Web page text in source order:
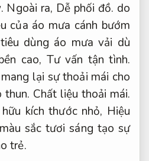
Ngoài ra, Dễ phối đồ. do
của áo mưa cánh bướm
dùng áo mưa vải dù
cao, Tư vấn tận tình.
lại sự thoải mái cho
thun. Chất liệu thoải mái.
kích thước nhỏ, Hiệu
màu sắc tươi sáng tạo sự
trẻ.